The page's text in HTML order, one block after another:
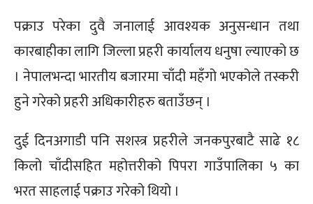
पक्राउ परेका दुवै जनालाई आवश्यक अनुसन्धान तथा
कारबाहीका लागि जिल्ला प्रहरी कार्यालय धनुषा ल्याएको छ
। नेपालभन्दा भारतीय बजारमा चाँदी महँगो भएकोले तस्करी
हुने गरेको प्रहरी अधिकारीहरु बताउँछन् ।
दुई दिनअगाडी पनि सशस्त्र प्रहरीले जनकपुरबाटै साढे १८
किलो चाँदीसहित महोत्तरीको पिपरा गाउँपालिका ५ का
भरत साहलाई पक्राउ गरेको थियो ।